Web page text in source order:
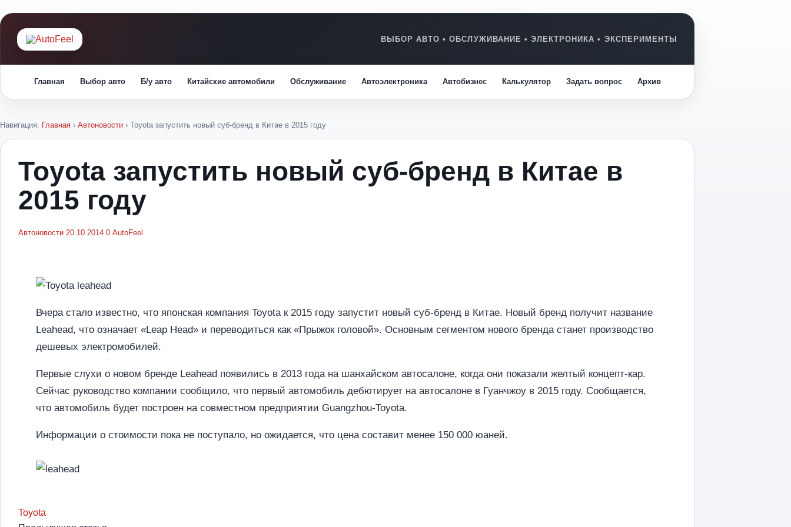
Главная Выбор авто Б/у авто Китайские автомобили Обслуживание Автоэлектроника Автобизнес Калькулятор Задать вопрос Архив
Навигация: Главная › Автоновости › Toyota запустить новый суб-бренд в Китае в 2015 году
Toyota запустить новый суб-бренд в Китае в
2015 году
Автоновости 20.10.2014 0 AutoFeel
Вчера стало известно, что японская компания Toyota к 2015 году запустит новый суб-бренд в Китае. Новый бренд получит название
Leahead, что означает «Leap Head» и переводиться как «Прыжок головой». Основным сегментом нового бренда станет производство
дешевых электромобилей.
Первые слухи о новом бренде Leahead появились в 2013 года на шанхайском автосалоне, когда они показали желтый концепт-кар.
Сейчас руководство компании сообщило, что первый автомобиль дебютирует на автосалоне в Гуанчжоу в 2015 году. Сообщается,
что автомобиль будет построен на совместном предприятии Guangzhou-Toyota.
Информации о стоимости пока не поступало, но ожидается, что цена составит менее 150 000 юаней.
Toyota